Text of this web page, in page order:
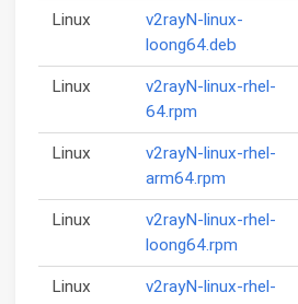
Linux
v2rayN-linux-
loong64.deb
Linux
v2rayN-linux-rhel-
64.rpm
Linux
v2rayN-linux-rhel-
arm64.rpm
Linux
v2rayN-linux-rhel-
loong64.rpm
Linux
v2rayN-linux-rhel-